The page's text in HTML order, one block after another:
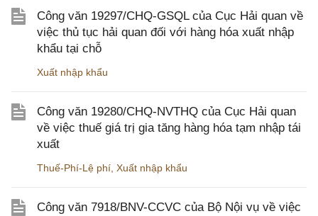
Công văn 19297/CHQ-GSQL của Cục Hải quan về
việc thủ tục hải quan đối với hàng hóa xuất nhập
khẩu tại chỗ
Xuất nhập khẩu
Công văn 19280/CHQ-NVTHQ của Cục Hải quan
về việc thuế giá trị gia tăng hàng hóa tạm nhập tái
xuất
Thuế-Phí-Lệ phí Xuất nhập khẩu
Công văn 7918/BNV-CCVC của Bộ Nội vụ về việc